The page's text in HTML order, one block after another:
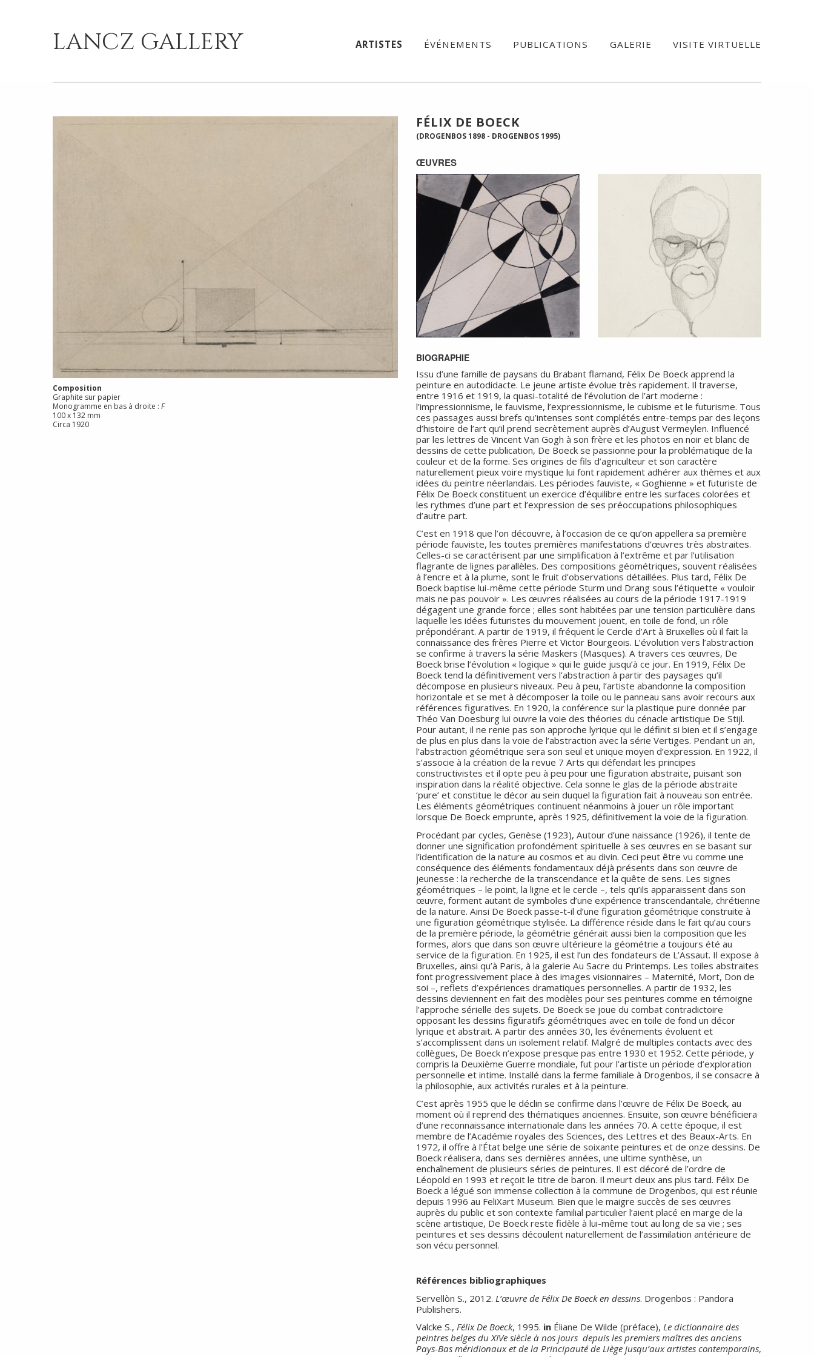
LANCZ GALLERY ARTISTES ÉVÉNEMENTS PUBLICATIONS GALERIE VISITE VIRTUELLE
Composition
Graphite sur papier
Monogramme en bas à droite : F
100 x 132 mm
Circa 1920
FÉLIX DE BOECK
(DROGENBOS 1898 - DROGENBOS 1995)
ŒUVRES
BIOGRAPHIE
Issu d’une famille de paysans du Brabant flamand, Félix De Boeck apprend la
peinture en autodidacte. Le jeune artiste évolue très rapidement. Il traverse,
entre 1916 et 1919, la quasi-totalité de l’évolution de l’art moderne :
l’impressionnisme, le fauvisme, l’expressionnisme, le cubisme et le futurisme. Tous
ces passages aussi brefs qu’intenses sont complétés entre-temps par des leçons
d’histoire de l’art qu’il prend secrètement auprès d’August Vermeylen. Influencé
par les lettres de Vincent Van Gogh à son frère et les photos en noir et blanc de
dessins de cette publication, De Boeck se passionne pour la problématique de la
couleur et de la forme. Ses origines de fils d’agriculteur et son caractère
naturellement pieux voire mystique lui font rapidement adhérer aux thèmes et aux
idées du peintre néerlandais. Les périodes fauviste, « Goghienne » et futuriste de
Félix De Boeck constituent un exercice d’équilibre entre les surfaces colorées et
les rythmes d’une part et l’expression de ses préoccupations philosophiques
d’autre part.
C’est en 1918 que l’on découvre, à l’occasion de ce qu’on appellera sa première
période fauviste, les toutes premières manifestations d’œuvres très abstraites.
Celles-ci se caractérisent par une simplification à l’extrême et par l’utilisation
flagrante de lignes parallèles. Des compositions géométriques, souvent réalisées
à l’encre et à la plume, sont le fruit d’observations détaillées. Plus tard, Félix De
Boeck baptise lui-même cette période Sturm und Drang sous l’étiquette « vouloir
mais ne pas pouvoir ». Les œuvres réalisées au cours de la période 1917-1919
dégagent une grande force ; elles sont habitées par une tension particulière dans
laquelle les idées futuristes du mouvement jouent, en toile de fond, un rôle
prépondérant. A partir de 1919, il fréquent le Cercle d’Art à Bruxelles où il fait la
connaissance des frères Pierre et Victor Bourgeois. L’évolution vers l’abstraction
se confirme à travers la série Maskers (Masques). A travers ces œuvres, De
Boeck brise l’évolution « logique » qui le guide jusqu’à ce jour. En 1919, Félix De
Boeck tend la définitivement vers l’abstraction à partir des paysages qu’il
décompose en plusieurs niveaux. Peu à peu, l’artiste abandonne la composition
horizontale et se met à décomposer la toile ou le panneau sans avoir recours aux
références figuratives. En 1920, la conférence sur la plastique pure donnée par
Théo Van Doesburg lui ouvre la voie des théories du cénacle artistique De Stijl.
Pour autant, il ne renie pas son approche lyrique qui le définit si bien et il s’engage
de plus en plus dans la voie de l’abstraction avec la série Vertiges. Pendant un an,
l’abstraction géométrique sera son seul et unique moyen d’expression. En 1922, il
s’associe à la création de la revue 7 Arts qui défendait les principes
constructivistes et il opte peu à peu pour une figuration abstraite, puisant son
inspiration dans la réalité objective. Cela sonne le glas de la période abstraite
‘pure’ et constitue le décor au sein duquel la figuration fait à nouveau son entrée.
Les éléments géométriques continuent néanmoins à jouer un rôle important
lorsque De Boeck emprunte, après 1925, définitivement la voie de la figuration.
Procédant par cycles, Genèse (1923), Autour d’une naissance (1926), il tente de
donner une signification profondément spirituelle à ses œuvres en se basant sur
l’identification de la nature au cosmos et au divin. Ceci peut être vu comme une
conséquence des éléments fondamentaux déjà présents dans son œuvre de
jeunesse : la recherche de la transcendance et la quête de sens. Les signes
géométriques – le point, la ligne et le cercle –, tels qu’ils apparaissent dans son
œuvre, forment autant de symboles d’une expérience transcendantale, chrétienne
de la nature. Ainsi De Boeck passe-t-il d’une figuration géométrique construite à
une figuration géométrique stylisée. La différence réside dans le fait qu’au cours
de la première période, la géométrie générait aussi bien la composition que les
formes, alors que dans son œuvre ultérieure la géométrie a toujours été au
service de la figuration. En 1925, il est l’un des fondateurs de L’Assaut. Il expose à
Bruxelles, ainsi qu’à Paris, à la galerie Au Sacre du Printemps. Les toiles abstraites
font progressivement place à des images visionnaires – Maternité, Mort, Don de
soi –, reflets d’expériences dramatiques personnelles. A partir de 1932, les
dessins deviennent en fait des modèles pour ses peintures comme en témoigne
l’approche sérielle des sujets. De Boeck se joue du combat contradictoire
opposant les dessins figuratifs géométriques avec en toile de fond un décor
lyrique et abstrait. A partir des années 30, les événements évoluent et
s’accomplissent dans un isolement relatif. Malgré de multiples contacts avec des
collègues, De Boeck n’expose presque pas entre 1930 et 1952. Cette période, y
compris la Deuxième Guerre mondiale, fut pour l’artiste un période d’exploration
personnelle et intime. Installé dans la ferme familiale à Drogenbos, il se consacre à
la philosophie, aux activités rurales et à la peinture.
C’est après 1955 que le déclin se confirme dans l’œuvre de Félix De Boeck, au
moment où il reprend des thématiques anciennes. Ensuite, son œuvre bénéficiera
d’une reconnaissance internationale dans les années 70. A cette époque, il est
membre de l’Académie royales des Sciences, des Lettres et des Beaux-Arts. En
1972, il offre à l’État belge une série de soixante peintures et de onze dessins. De
Boeck réalisera, dans ses dernières années, une ultime synthèse, un
enchaînement de plusieurs séries de peintures. Il est décoré de l’ordre de
Léopold en 1993 et reçoit le titre de baron. Il meurt deux ans plus tard. Félix De
Boeck a légué son immense collection à la commune de Drogenbos, qui est réunie
depuis 1996 au FeliXart Museum. Bien que le maigre succès de ses œuvres
auprès du public et son contexte familial particulier l’aient placé en marge de la
scène artistique, De Boeck reste fidèle à lui-même tout au long de sa vie ; ses
peintures et ses dessins découlent naturellement de l’assimilation antérieure de
son vécu personnel.
Références bibliographiques
Servellòn S., 2012. L’œuvre de Félix De Boeck en dessins. Drogenbos : Pandora
Publishers.
Valcke S., Félix De Boeck, 1995. in Éliane De Wilde (préface), Le dictionnaire des
peintres belges du XIVe siècle à nos jours depuis les premiers maîtres des anciens
Pays-Bas méridionaux et de la Principauté de Liège jusqu’aux artistes contemporains,